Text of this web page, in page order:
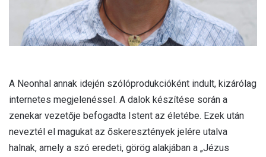
A Neonhal annak idején szólóprodukcióként indult, kizárólag
internetes megjelenéssel. A dalok készítése során a
zenekar vezetője befogadta Istent az életébe. Ezek után
neveztél el magukat az őskeresztények jelére utalva
halnak, amely a szó eredeti, görög alakjában a „Jézus